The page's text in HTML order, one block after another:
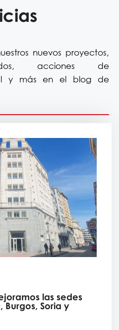
nuevos proyectos,
acciones de
y más en el blog de
las sedes
Burgos, Soria y